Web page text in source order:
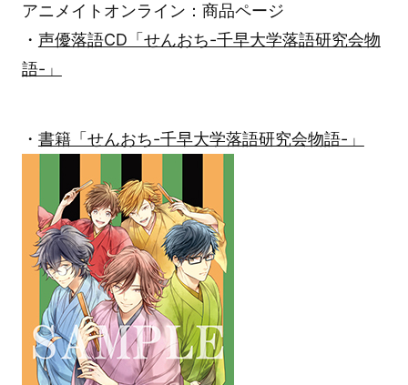
アニメイトオンライン：商品ページ
・ 声優落語CD「せんおち-千早大学落語研究会物
語-」
・ 書籍「せんおち-千早大学落語研究会物語-」